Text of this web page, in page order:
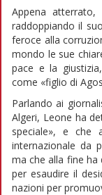
Appena
raddoppiando il
feroce alla
mondo le sue
pace e la
come «figlio di
Parlando ai
Algeri, Leone ha
speciale», e che
internazionale da
ma che alla fine ha
per esaudire il
nazioni per